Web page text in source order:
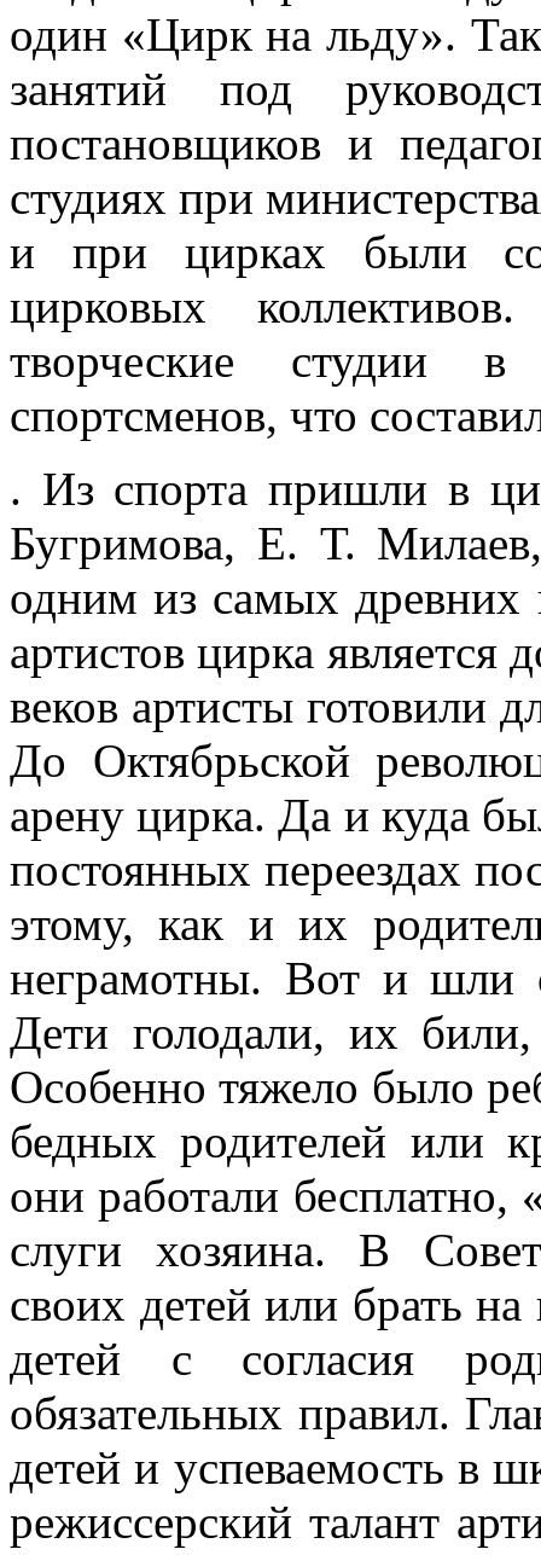
один «Цирк на льду».
занятий под
постановщиков и
студиях при
и при цирках были
цирковых
творческие студии
спортсменов, что
. Из спорта пришли в
Бугримова, Е. Т.
одним из самых древних
артистов цирка
веков артисты готовили
До Октябрьской
арену цирка. Да и куда
постоянных переездах
этому, как и их
негра­мотны. Вот и шли
Дети голодали, их били,
Особенно тя­жело было
бедных роди­телей или
они работали бесплатно,
слуги хозяина. В
своих детей или брать
детей с согласия
обязательных правил.
детей и успеваемость в
режиссерский талант